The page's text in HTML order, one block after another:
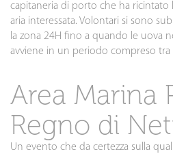
capitaneria di porto che ha ricintato
aria interessata. Volontari si sono
la zona 24H fino a quando le uova
avviene in un periodo compreso tra
Area Marina
Regno di
Un evento che da certezza sulla